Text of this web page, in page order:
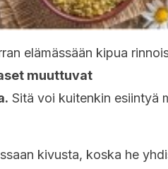
elämässään kipua
muuttuvat
Sitä voi kuitenkin esiintyä
kivusta, koska he